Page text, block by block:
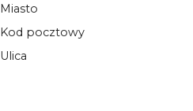
Miasto
Kod pocztowy
Ulica